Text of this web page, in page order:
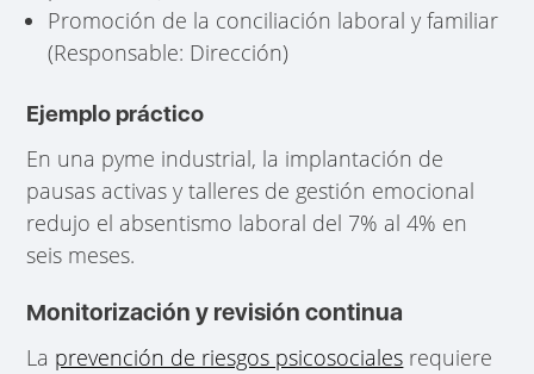
Promoción de la conciliación laboral y familiar
(Responsable: Dirección)
Ejemplo práctico
En una pyme industrial, la implantación de
pausas activas y talleres de gestión emocional
redujo el absentismo laboral del 7% al 4% en
seis meses.
Monitorización y revisión continua
La prevención de riesgos psicosociales requiere